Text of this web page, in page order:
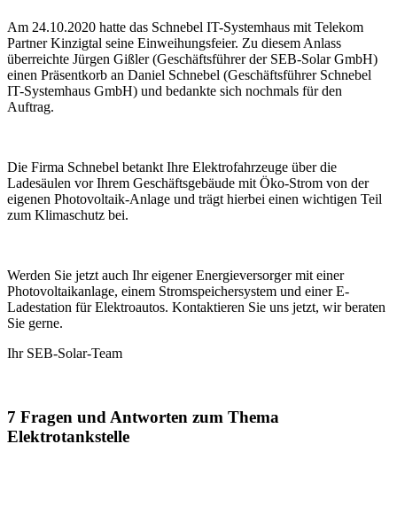
Am 24.10.2020 hatte das Schnebel IT-Systemhaus mit Telekom
Partner Kinzigtal seine Einweihungsfeier. Zu diesem Anlass
überreichte Jürgen Gißler (Geschäftsführer der SEB-Solar GmbH)
einen Präsentkorb an Daniel Schnebel (Geschäftsführer Schnebel
IT-Systemhaus GmbH) und bedankte sich nochmals für den
Auftrag.
Die Firma Schnebel betankt Ihre Elektrofahrzeuge über die
Ladesäulen vor Ihrem Geschäftsgebäude mit Öko-Strom von der
eigenen Photovoltaik-Anlage und trägt hierbei einen wichtigen Teil
zum Klimaschutz bei.
Werden Sie jetzt auch Ihr eigener Energieversorger mit einer
Photovoltaikanlage, einem Stromspeichersystem und einer E-
Ladestation für Elektroautos. Kontaktieren Sie uns jetzt, wir beraten
Sie gerne.
Ihr SEB-Solar-Team
7 Fragen und Antworten zum Thema
Elektrotankstelle